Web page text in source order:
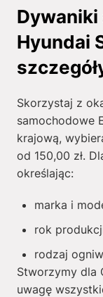
Dywaniki
Hyundai
Skorzystaj z
samochodowe
krajową,
od 150,00 zł.
określając:
marka i
rok
rodzaj
Stworzymy dla
uwagę